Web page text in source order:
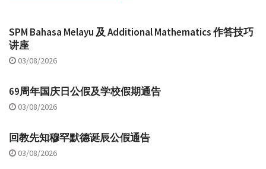
SPM Bahasa Melayu 及 Additional Mathematics 作答技巧
讲座
03/08/2026
69周年国庆日公假及学校假期通告
03/08/2026
回教先知穆罕默德诞辰公假通告
03/08/2026